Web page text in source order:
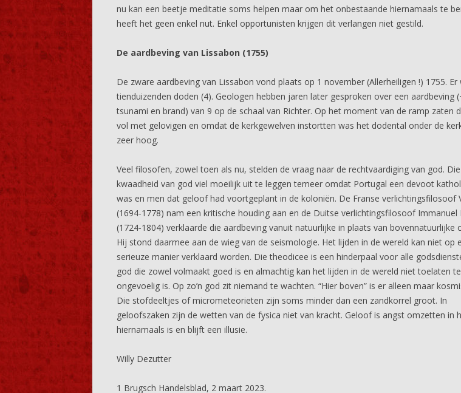
nu kan een beetje meditatie soms helpen maar om het onbestaande hiernamaals te
heeft het geen enkel nut. Enkel opportunisten krijgen dit verlangen niet gestild.
De aardbeving van Lissabon (1755)
De zware aardbeving van Lissabon vond plaats op 1 november (Allerheiligen !) 1755. Er
tienduizenden doden (4). Geologen hebben jaren later gesproken over een aardbeving
tsunami en brand) van 9 op de schaal van Richter. Op het moment van de ramp zaten
vol met gelovigen en omdat de kerkgewelven instortten was het dodental onder de
zeer hoog.
Veel filosofen, zowel toen als nu, stelden de vraag naar de rechtvaardiging van god. Die
kwaadheid van god viel moeilijk uit te leggen temeer omdat Portugal een devoot
was en men dat geloof had voortgeplant in de koloniën. De Franse verlichtingsfilosoof
(1694-1778) nam een kritische houding aan en de Duitse verlichtingsfilosoof Immanuel
(1724-1804) verklaarde die aardbeving vanuit natuurlijke in plaats van bovennatuurlijke
Hij stond daarmee aan de wieg van de seismologie. Het lijden in de wereld kan niet op
serieuze manier verklaard worden. Die theodicee is een hinderpaal voor alle
god die zowel volmaakt goed is en almachtig kan het lijden in de wereld niet toelaten
ongevoelig is. Op zo’n god zit niemand te wachten. “Hier boven” is er alleen maar
Die stofdeeltjes of micrometeorieten zijn soms minder dan een zandkorrel groot. In
geloofszaken zijn de wetten van de fysica niet van kracht. Geloof is angst omzetten in
hiernamaals is en blijft een illusie.
Willy Dezutter
1 Brugsch Handelsblad, 2 maart 2023.